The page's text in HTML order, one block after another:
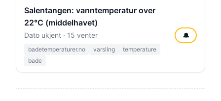
Salentangen: vanntemperatur over
22°C (middelhavet)
Dato ukjent · 15 venter
badetemperaturer.no varsling
temperature
bade
🔔